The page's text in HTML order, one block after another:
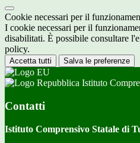
Cookie necessari per il
I cookie necessari per il
disabilitati. È possibile consultare
policy.
Accetta tutti Salva le preferenze
Istituto
Contatti
Istituto Comprensivo Statale di